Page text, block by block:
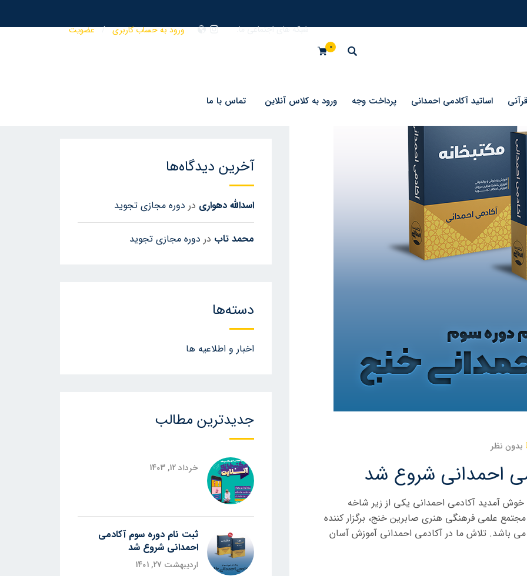
شبکه های اجتماعی ما:
ورود به حساب کاربری / عضویت
0
اساتید آکادمی احمدانی پرداخت وجه ورود به کلاس آنلاین تماس با ما
بدون نظر
احمدانی شروع شد
خوش آمدید آکادمی احمدانی یکی از زیر شاخه
علمی فرهنگی هنری صابرین خنج، برگزار کننده
می باشد. تلاش ما در آکادمی احمدانی آموزش آسان
برای:
آخرین دیدگاه‌ها
اسدالله دهواری در دوره مجازی تجوید
محمد تاب در دوره مجازی تجوید
دسته‌ها
اخبار و اطلاعیه ها
جدیدترین مطالب
خرداد 12, 1403
ثبت نام دوره سوم آکادمی
احمدانی شروع شد
اردیبهشت 27, 1401